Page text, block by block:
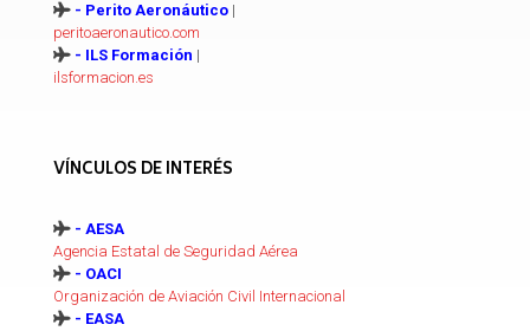
- Perito Aeronáutico |
peritoaeronautico.com
- ILS Formación |
ilsformacion.es
VÍNCULOS DE INTERÉS
- AESA
Agencia Estatal de Seguridad Aérea
- OACI
Organización de Aviación Civil Internacional
- EASA